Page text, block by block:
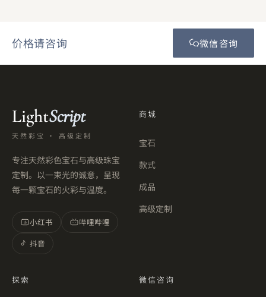
价格请咨询 微信咨询
LightScript
天然彩宝 · 高级定制
专注天然彩色宝石与高级珠宝
定制。以一束光的诚意，呈现
每一颗宝石的火彩与温度。
小 小红书
哔哩哔哩
抖音
商城
宝石
款式
成品
高级定制
探索 微信咨询